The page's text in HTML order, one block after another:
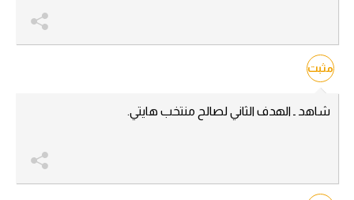
كل البطولات
مثبت
شاهد ـ الهدف الثاني لصالح منتخب هايتي.